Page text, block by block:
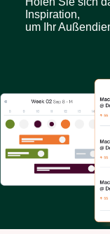
Inspiration,
um Ihr